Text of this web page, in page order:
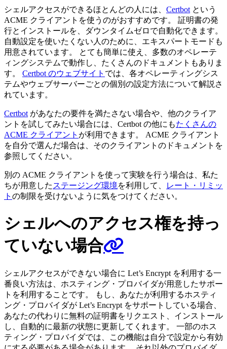
シェルアクセスができるほとんどの人には、 Certbot という
ACME クライアントを使うのがおすすめです。 証明書の発
行とインストールを、ダウンタイムゼロで自動化できます。
自動設定を使いたくない人のために、エキスパートモードも
用意されています。 とても簡単に使え、多数のオペレーテ
ィングシステムで動作し、たくさんのドキュメントもありま
す。 Certbot のウェブサイト では、各オペレーティングシス
テムやウェブサーバーごとの個別の設定方法について解説さ
れています。
Certbot があなたの要件を満たさない場合や、他のクライア
ントを試してみたい場合には、Certbot の他にもたくさんの
ACME クライアント が利用できます。 ACME クライアント
を自分で選んだ場合は、そのクライアントのドキュメントを
参照してください。
別の ACME クライアントを使って実験を行う場合は、私た
ちが用意した ステージング環境を利用して、
レート・リミッ
ト の制限を受けないように気をつけてください。
シェルへのアクセス権を持っ
ていない場合
シェルアクセスができない場合に Let’s Encrypt を利用する一
番良い方法は、ホスティング・プロバイダが用意したサポー
トを利用することです。 もし、あなたが利用するホスティ
ング・プロバイダが Let’s Encrypt をサポートしている場合、
あなたの代わりに無料の証明書をリクエスト、インストール
し、自動的に最新の状態に更新してくれます。 一部のホス
ティング・プロバイダでは、この機能は自分で設定から有効